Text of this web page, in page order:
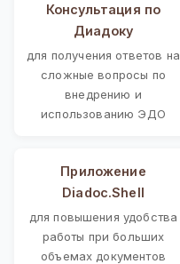
Консультация по
Диадоку
для получения ответов на
сложные вопросы по
внедрению и
использованию ЭДО
Приложение
Diadoc.Shell
для повышения удобства
работы при больших
объемах документов